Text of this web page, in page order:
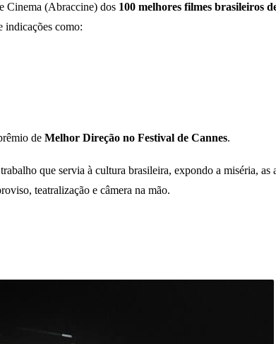
Cinema (Abraccine) dos 100 melhores filmes brasileiros
indicações como:
de Melhor Direção no Festival de Cannes.
que servia à cultura brasileira, expondo a miséria,
teatralização e câmera na mão.